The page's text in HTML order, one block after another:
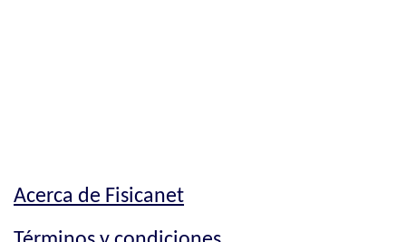
Acerca de Fisicanet